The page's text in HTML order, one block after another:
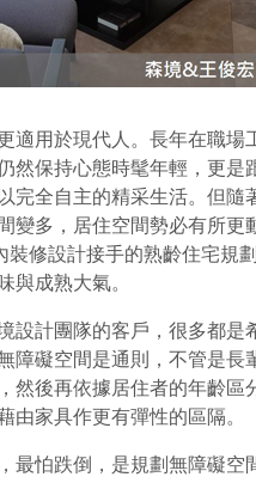
適用於現代人。長年在職場
然保持心態時髦年輕，更是
完全自主的精采生活。但隨
變多，居住空間勢必有所更
修設計接手的熟齡住宅規
與成熟大氣。
設計團隊的客戶，很多都是
障礙空間是通則，不管是長
然後再依據居住者的年齡區
由家具作更有彈性的區隔。
最怕跌倒，是規劃無障礙空